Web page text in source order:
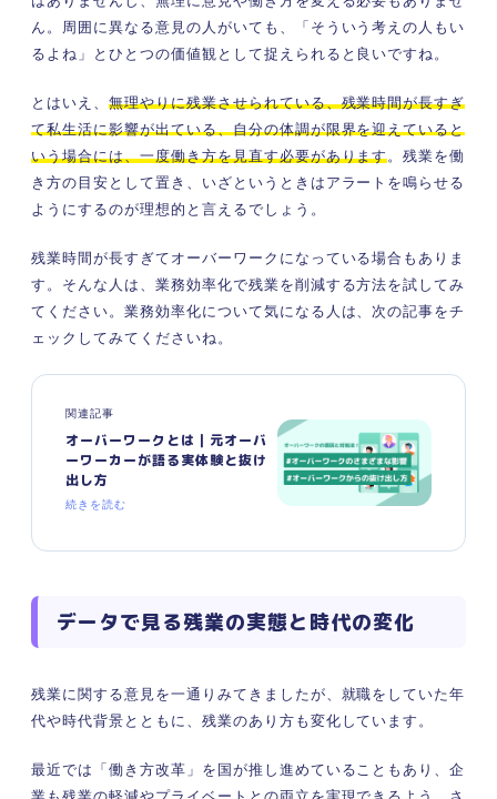
ん。周囲に異なる意見の人がいても、「そういう考えの人もい
るよね」とひとつの価値観として捉えられると良いですね。
とはいえ、 無理やりに残業させられている、残業時間が長すぎ
て私生活に影響が出ている、自分の体調が限界を迎えていると
いう場合には、一度働き方を見直す必要があります。残業を働
き方の目安として置き、いざというときはアラートを鳴らせる
ようにするのが理想的と言えるでしょう。
残業時間が長すぎてオーバーワークになっている場合もありま
す。そんな人は、業務効率化で残業を削減する方法を試してみ
てください。業務効率化について気になる人は、次の記事をチ
ェックしてみてくださいね。
関連記事
オーバーワークとは｜元オーバ
ーワーカーが語る実体験と抜け
出し方
続きを読む
データで見る残業の実態と時代の変化
残業に関する意見を一通りみてきましたが、就職をしていた年
代や時代背景とともに、残業のあり方も変化しています。
最近では「働き方改革」を国が推し進めていることもあり、企